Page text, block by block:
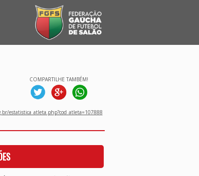
COMPARTILHE TAMBÉM!
estatistica_atleta.php?cod_atleta=107888